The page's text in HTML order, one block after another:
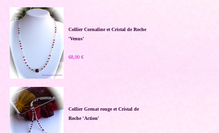
Collier Cornaline et Cristal de Roche
'Venus'
68,00 €
Collier Grenat rouge et Cristal de
Roche 'Action'